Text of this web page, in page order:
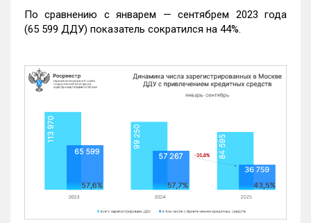
По сравнению с январем — сентябрем 2023 года
(65 599 ДДУ) показатель сократился на 44%.